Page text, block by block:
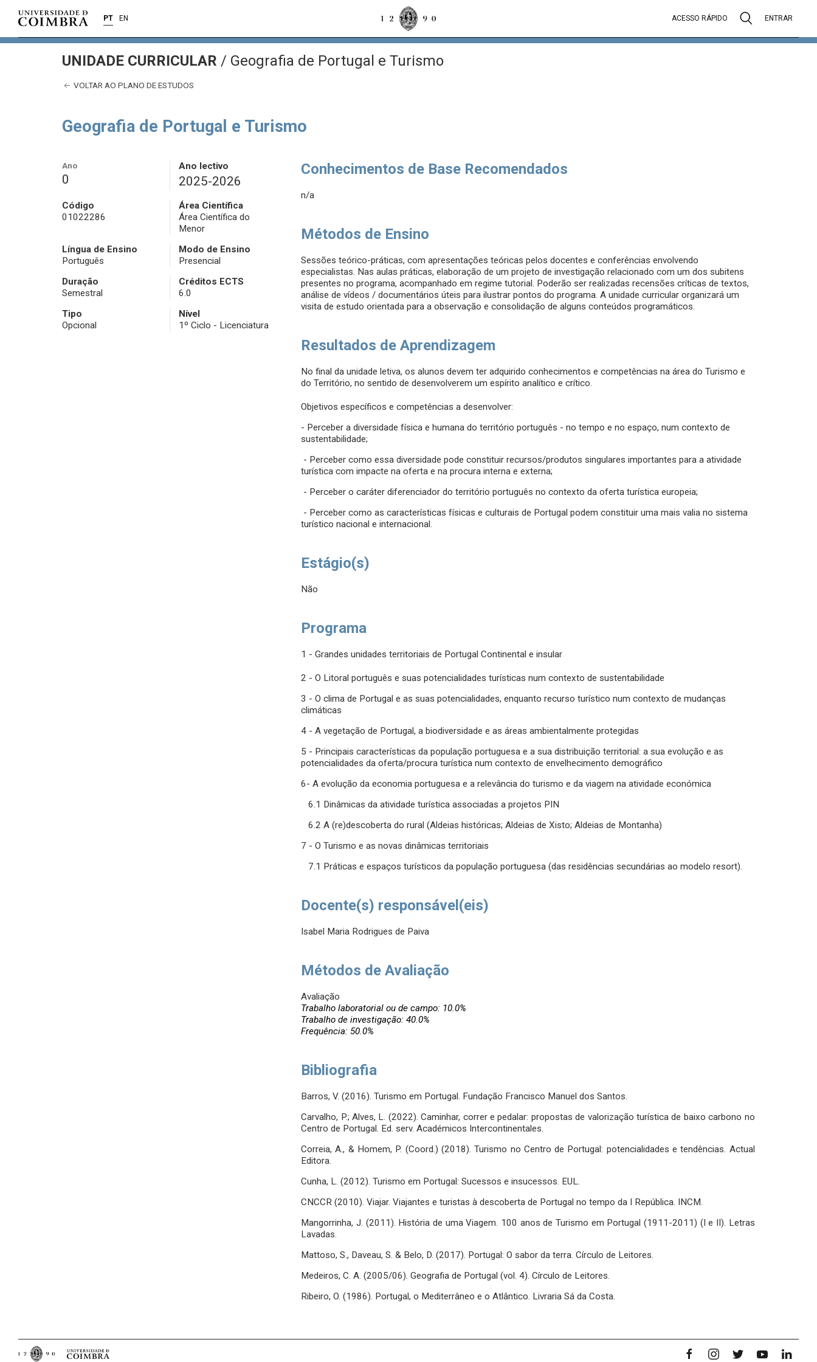
PT EN ACESSO RÁPIDO ENTRAR
UNIDADE CURRICULAR / Geografia de Portugal e Turismo
VOLTAR AO PLANO DE ESTUDOS
Geografia de Portugal e Turismo
Ano
0
Ano lectivo
2025-2026
Código
01022286
Área Científica
Área Científica do
Menor
Língua de Ensino
Português
Modo de Ensino
Presencial
Duração
Semestral
Créditos ECTS
6.0
Tipo
Opcional
Nível
1º Ciclo - Licenciatura
Conhecimentos de Base Recomendados
n/a
Métodos de Ensino
Sessões teórico-práticas, com apresentações teóricas pelos docentes e conferências envolvendo
especialistas. Nas aulas práticas, elaboração de um projeto de investigação relacionado com um dos subitens
presentes no programa, acompanhado em regime tutorial. Poderão ser realizadas recensões críticas de textos,
análise de vídeos / documentários úteis para ilustrar pontos do programa. A unidade curricular organizará um
visita de estudo orientada para a observação e consolidação de alguns conteúdos programáticos.
Resultados de Aprendizagem
No final da unidade letiva, os alunos devem ter adquirido conhecimentos e competências na área do Turismo e
do Território, no sentido de desenvolverem um espírito analítico e crítico.
Objetivos específicos e competências a desenvolver:
- Perceber a diversidade física e humana do território português - no tempo e no espaço, num contexto de
sustentabilidade;
- Perceber como essa diversidade pode constituir recursos/produtos singulares importantes para a atividade
turística com impacte na oferta e na procura interna e externa;
- Perceber o caráter diferenciador do território português no contexto da oferta turística europeia;
- Perceber como as características físicas e culturais de Portugal podem constituir uma mais valia no sistema
turístico nacional e internacional.
Estágio(s)
Não
Programa
1 - Grandes unidades territoriais de Portugal Continental e insular
2 - O Litoral português e suas potencialidades turísticas num contexto de sustentabilidade
3 - O clima de Portugal e as suas potencialidades, enquanto recurso turístico num contexto de mudanças
climáticas
4 - A vegetação de Portugal, a biodiversidade e as áreas ambientalmente protegidas
5 - Principais características da população portuguesa e a sua distribuição territorial: a sua evolução e as
potencialidades da oferta/procura turística num contexto de envelhecimento demográfico
6- A evolução da economia portuguesa e a relevância do turismo e da viagem na atividade económica
6.1 Dinâmicas da atividade turística associadas a projetos PIN
6.2 A (re)descoberta do rural (Aldeias históricas; Aldeias de Xisto; Aldeias de Montanha)
7 - O Turismo e as novas dinâmicas territoriais
7.1 Práticas e espaços turísticos da população portuguesa (das residências secundárias ao modelo resort).
Docente(s) responsável(eis)
Isabel Maria Rodrigues de Paiva
Métodos de Avaliação
Avaliação
Trabalho laboratorial ou de campo: 10.0%
Trabalho de investigação: 40.0%
Frequência: 50.0%
Bibliografia
Barros, V. (2016). Turismo em Portugal. Fundação Francisco Manuel dos Santos.
Carvalho, P.; Alves, L. (2022). Caminhar, correr e pedalar: propostas de valorização turística de baixo carbono no
Centro de Portugal. Ed. serv. Académicos Intercontinentales.
Correia, A., & Homem, P. (Coord.) (2018). Turismo no Centro de Portugal: potencialidades e tendências. Actual
Editora.
Cunha, L. (2012). Turismo em Portugal: Sucessos e insucessos. EUL.
CNCCR (2010). Viajar. Viajantes e turistas à descoberta de Portugal no tempo da I República. INCM.
Mangorrinha, J. (2011). História de uma Viagem. 100 anos de Turismo em Portugal (1911-2011) (I e II). Letras
Lavadas.
Mattoso, S., Daveau, S. & Belo, D. (2017). Portugal: O sabor da terra. Círculo de Leitores.
Medeiros, C. A. (2005/06). Geografia de Portugal (vol. 4). Círculo de Leitores.
Ribeiro, O. (1986). Portugal, o Mediterrâneo e o Atlântico. Livraria Sá da Costa.